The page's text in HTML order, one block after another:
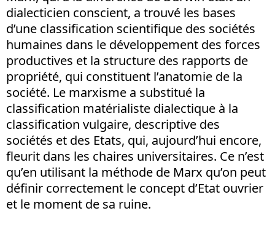
dialecticien conscient, a trouvé les bases
d’une classification scientifique des sociétés
humaines dans le développement des forces
productives et la structure des rapports de
propriété, qui constituent l’anatomie de la
société. Le marxisme a substitué la
classification matérialiste dialectique à la
classification vulgaire, descriptive des
sociétés et des Etats, qui, aujourd’hui encore,
fleurit dans les chaires universitaires. Ce n’est
qu’en utilisant la méthode de Marx qu’on peut
définir correctement le concept d’Etat ouvrier
et le moment de sa ruine.